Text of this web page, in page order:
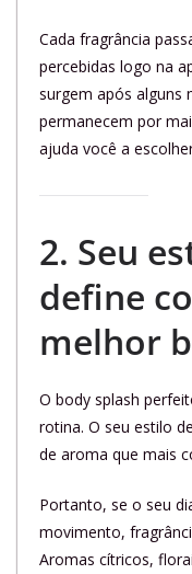
Cada fragrância
percebidas logo na
surgem após alguns
permanecem por
ajuda você a
2. Seu
define
melhor
O body splash
rotina. O seu estilo
de aroma que mais
Portanto, se o seu
movimento,
Aromas cítricos,